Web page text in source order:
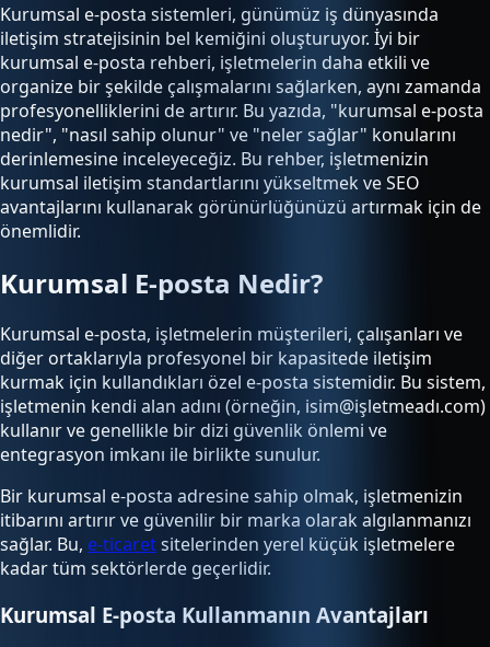
Kurumsal e-posta sistemleri, günümüz iş dünyasında
iletişim stratejisinin bel kemiğini oluşturuyor. İyi bir
kurumsal e-posta rehberi, işletmelerin daha etkili ve
organize bir şekilde çalışmalarını sağlarken, aynı zamanda
profesyonelliklerini de artırır. Bu yazıda, "kurumsal e-posta
nedir", "nasıl sahip olunur" ve "neler sağlar" konularını
derinlemesine inceleyeceğiz. Bu rehber, işletmenizin
kurumsal iletişim standartlarını yükseltmek ve SEO
avantajlarını kullanarak görünürlüğünüzü artırmak için de
önemlidir.
Kurumsal E-posta Nedir?
Kurumsal e-posta, işletmelerin müşterileri, çalışanları ve
diğer ortaklarıyla profesyonel bir kapasitede iletişim
kurmak için kullandıkları özel e-posta sistemidir. Bu sistem,
işletmenin kendi alan adını (örneğin, isim@işletmeadı.com)
kullanır ve genellikle bir dizi güvenlik önlemi ve
entegrasyon imkanı ile birlikte sunulur.
Bir kurumsal e-posta adresine sahip olmak, işletmenizin
itibarını artırır ve güvenilir bir marka olarak algılanmanızı
sağlar. Bu, e-ticaretsitelerinden yerel küçük işletmelere
kadar tüm sektörlerde geçerlidir.
Kurumsal E-posta Kullanmanın Avantajları